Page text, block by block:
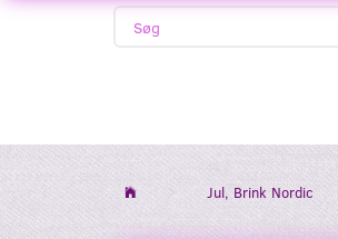
Jul, Brink Nordic